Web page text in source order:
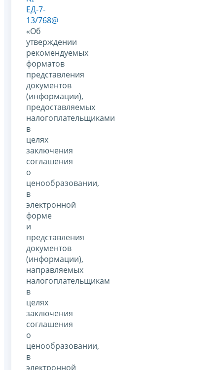
ЕД-7-
13/768@
«Об
утверждении
рекомендуемых
форматов
представления
документов
(информации),
предоставляемых
налогоплательщиками
в
целях
заключения
соглашения
о
ценообразовании,
в
электронной
форме
и
представления
документов
(информации),
направляемых
налогоплательщикам
в
целях
заключения
соглашения
о
ценообразовании,
в
электронной